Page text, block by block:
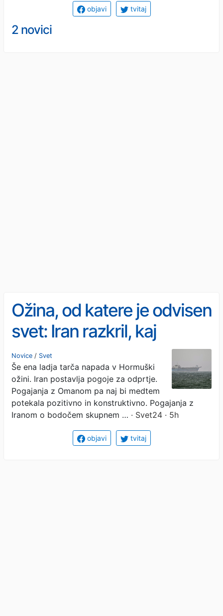
objavi tvitaj
2 novici
Ožina, od katere je odvisen
svet: Iran razkril, kaj
zahteva za odprtje
Novice / Svet
Še ena ladja tarča napada v Hormuški
ožini. Iran postavlja pogoje za odprtje.
Pogajanja z Omanom pa naj bi medtem
potekala pozitivno in konstruktivno. Pogajanja z
Iranom o bodočem skupnem … · Svet24 · 5h
objavi tvitaj